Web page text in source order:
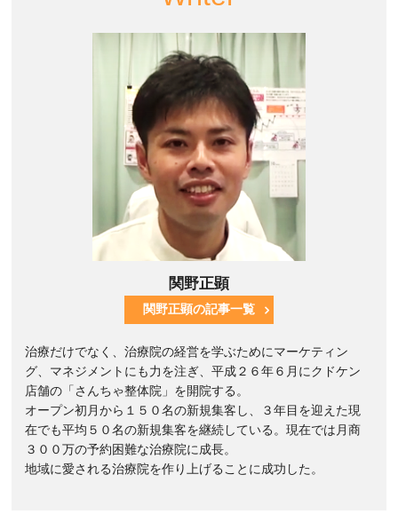
関野正顕
関野正顕の記事一覧
治療だけでなく、治療院の経営を学ぶためにマーケティン
グ、マネジメントにも力を注ぎ、平成２６年６月にクドケン
店舗の「さんちゃ整体院」を開院する。
オープン初月から１５０名の新規集客し、３年目を迎えた現
在でも平均５０名の新規集客を継続している。現在では月商
３００万の予約困難な治療院に成長。
地域に愛される治療院を作り上げることに成功した。